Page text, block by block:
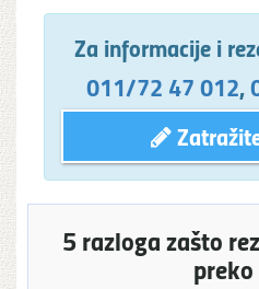
Za informacije i
011/72 47 012,
5 razloga zašto